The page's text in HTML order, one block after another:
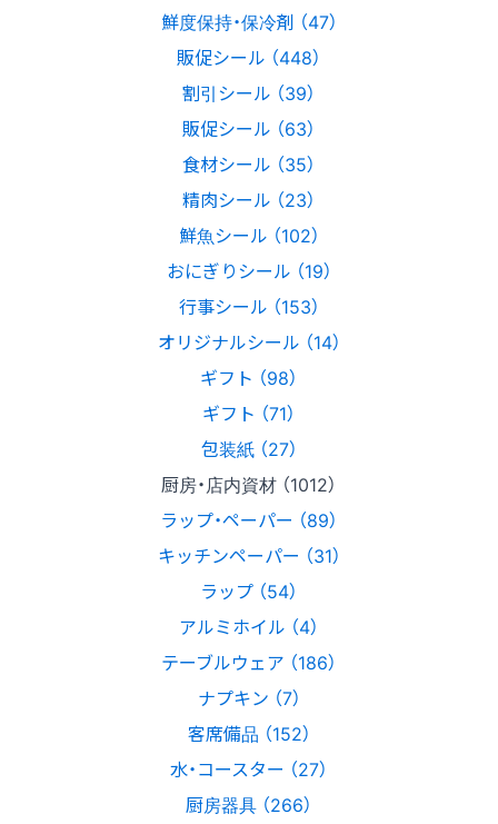
鮮度保持・保冷剤 （47）
販促シール （448）
割引シール （39）
販促シール （63）
食材シール （35）
精肉シール （23）
鮮魚シール （102）
おにぎりシール （19）
行事シール （153）
オリジナルシール （14）
ギフト （98）
ギフト （71）
包装紙 （27）
厨房・店内資材 （1012）
ラップ・ペーパー （89）
キッチンペーパー （31）
ラップ （54）
アルミホイル （4）
テーブルウェア （186）
ナプキン （7）
客席備品 （152）
水・コースター （27）
厨房器具 （266）